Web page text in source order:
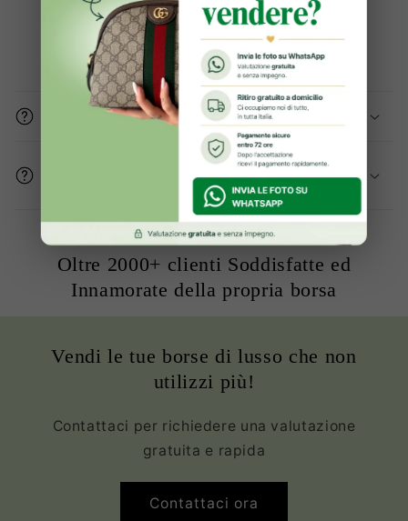
Domande frequenti
Gli articoli sono originali?
Come mi assicurate che le condizioni del
prodotto sono buone?
Oltre 2000+ clienti Soddisfatte ed
Innamorate della propria borsa
Vendi le tue borse di lusso che non
utilizzi più!
Contattaci per richiedere una valutazione
gratuita e rapida
Contattaci ora